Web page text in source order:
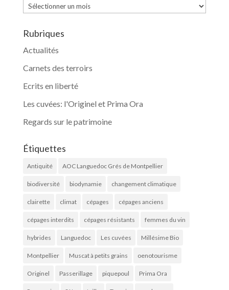
Archives
Rubriques
Actualités
Carnets des terroirs
Ecrits en liberté
Les cuvées: l'Originel et Prima Ora
Regards sur le patrimoine
Étiquettes
Antiquité AOC Languedoc Grés de Montpellier
biodiversité biodynamie changement climatique
clairette climat cépages cépages anciens
cépages interdits cépages résistants femmes du vin
hybrides Languedoc Les cuvées Millésime Bio
Montpellier Muscat à petits grains oenotourisme
Originel Passerillage piquepoul Prima Ora